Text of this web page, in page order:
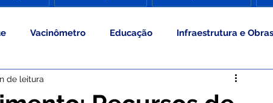
Vacinômetro Educação Infraestrutura e Obras
e Gestão
de leitura